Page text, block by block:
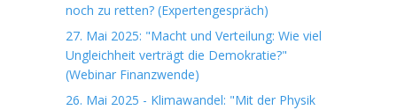
noch zu retten? (Expertengespräch)
27. Mai 2025: "Macht und Verteilung: Wie viel
Ungleichheit verträgt die Demokratie?"
(Webinar Finanzwende)
26. Mai 2025 - Klimawandel: "Mit der Physik